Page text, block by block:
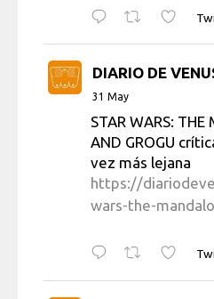
DIARIO DE
31 May
STAR WARS: THE
AND GROGU
vez más lejana
https://
wars-the-